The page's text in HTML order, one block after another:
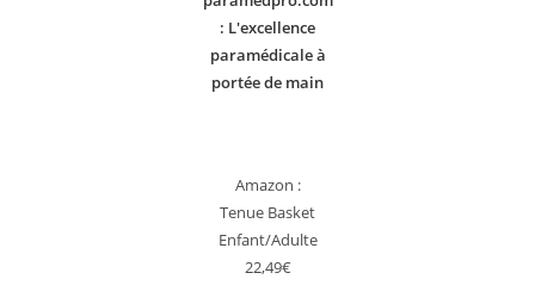
: L'excellence
paramédicale à
portée de main
Amazon :
Tenue Basket
Enfant/Adulte
22,49€